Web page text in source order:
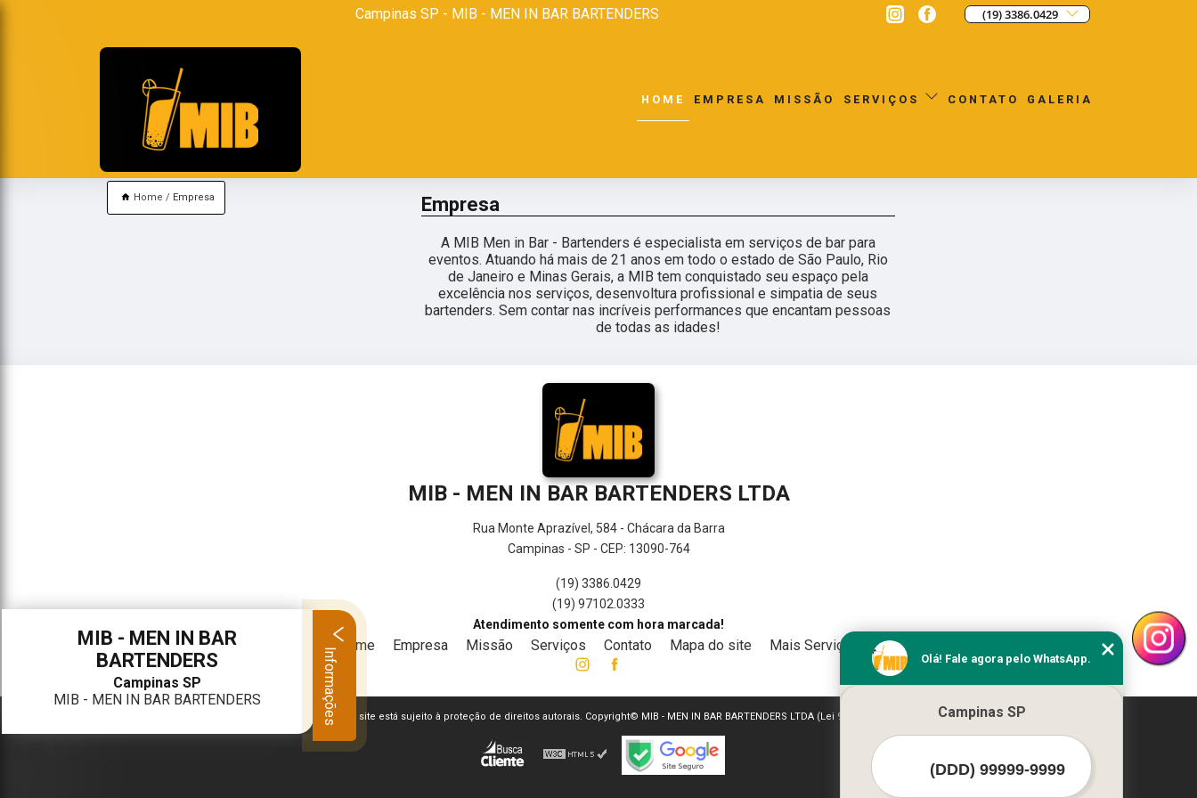
Campinas SP - MIB - MEN IN BAR BARTENDERS (19) 3386.0429
HOME EMPRESA MISSÃO SERVIÇOS CONTATO GALERIA
Home Empresa Empresa
A MIB Men in Bar - Bartenders é especialista em serviços de bar para
eventos. Atuando há mais de 21 anos em todo o estado de São Paulo, Rio
de Janeiro e Minas Gerais, a MIB tem conquistado seu espaço pela
excelência nos serviços, desenvoltura profissional e simpatia de seus
bartenders. Sem contar nas incríveis performances que encantam pessoas
de todas as idades!
MIB - MEN IN BAR BARTENDERS LTDA
Rua Monte Aprazível, 584 - Chácara da Barra
Campinas - SP - CEP: 13090-764
(19) 3386.0429
(19) 97102.0333
Atendimento somente com hora marcada!
Home Empresa Missão Serviços Contato Mapa do site Mais Serviços
O inteiro teor deste site está sujeito à proteção de direitos autorais. Copyright© MIB - MEN IN BAR BARTENDERS LTDA (Lei 9610 de 19/02/1998)
Olá! Fale agora pelo WhatsApp.
Campinas SP
MIB - MEN IN BAR
BARTENDERS
Campinas SP
MIB - MEN IN BAR BARTENDERS
Informações